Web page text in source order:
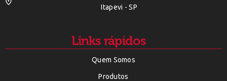
Itapevi - SP
Links rápidos
Quem Somos
Produtos